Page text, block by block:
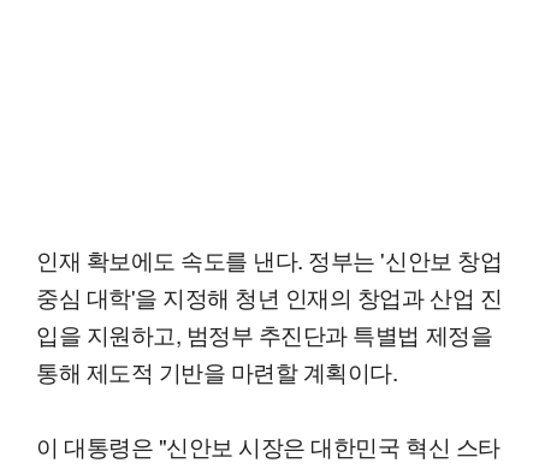
인재 확보에도 속도를 낸다. 정부는 '신안보 창업
중심 대학'을 지정해 청년 인재의 창업과 산업 진
입을 지원하고, 범정부 추진단과 특별법 제정을
통해 제도적 기반을 마련할 계획이다.
이 대통령은 "신안보 시장은 대한민국 혁신 스타